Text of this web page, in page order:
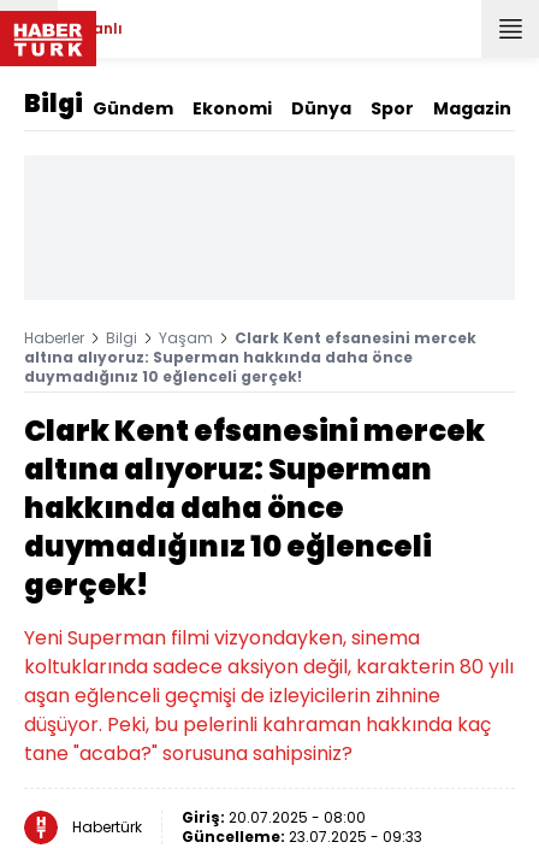
Canlı
Bilgi Gündem Ekonomi Dünya Spor Magazin
Haberler Bilgi Yaşam
Clark Kent efsanesini mercek
altına alıyoruz: Superman hakkında daha önce
duymadığınız 10 eğlenceli gerçek!
Clark Kent efsanesini mercek
altına alıyoruz: Superman
hakkında daha önce
duymadığınız 10 eğlenceli
gerçek!
Yeni Superman filmi vizyondayken, sinema
koltuklarında sadece aksiyon değil, karakterin 80 yılı
aşan eğlenceli geçmişi de izleyicilerin zihnine
düşüyor. Peki, bu pelerinli kahraman hakkında kaç
tane "acaba?" sorusuna sahipsiniz?
Habertürk Giriş: 20.07.2025 - 08:00
Güncelleme: 23.07.2025 - 09:33